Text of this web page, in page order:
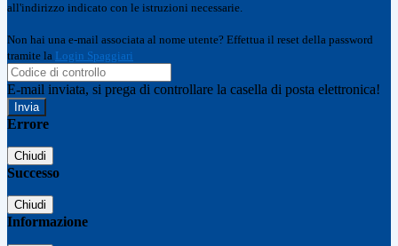
all'indirizzo indicato con le istruzioni necessarie.
Non hai una e-mail associata al nome utente? Effettua il reset della password
tramite la Login Spaggiari
E-mail inviata, si prega di controllare la casella di posta elettronica!
Errore
Chiudi
Successo
Chiudi
Informazione